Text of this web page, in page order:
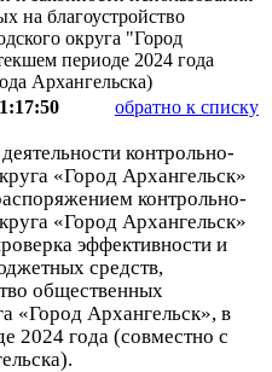
на благоустройство
округа "Город
периоде 2024 года
Архангельска)
обратно к списку
деятельности контрольно-
«Город Архангельск»
контрольно-
«Город Архангельск»
эффективности и
средств,
общественных
«Город Архангельск», в
2024 года (совместно с